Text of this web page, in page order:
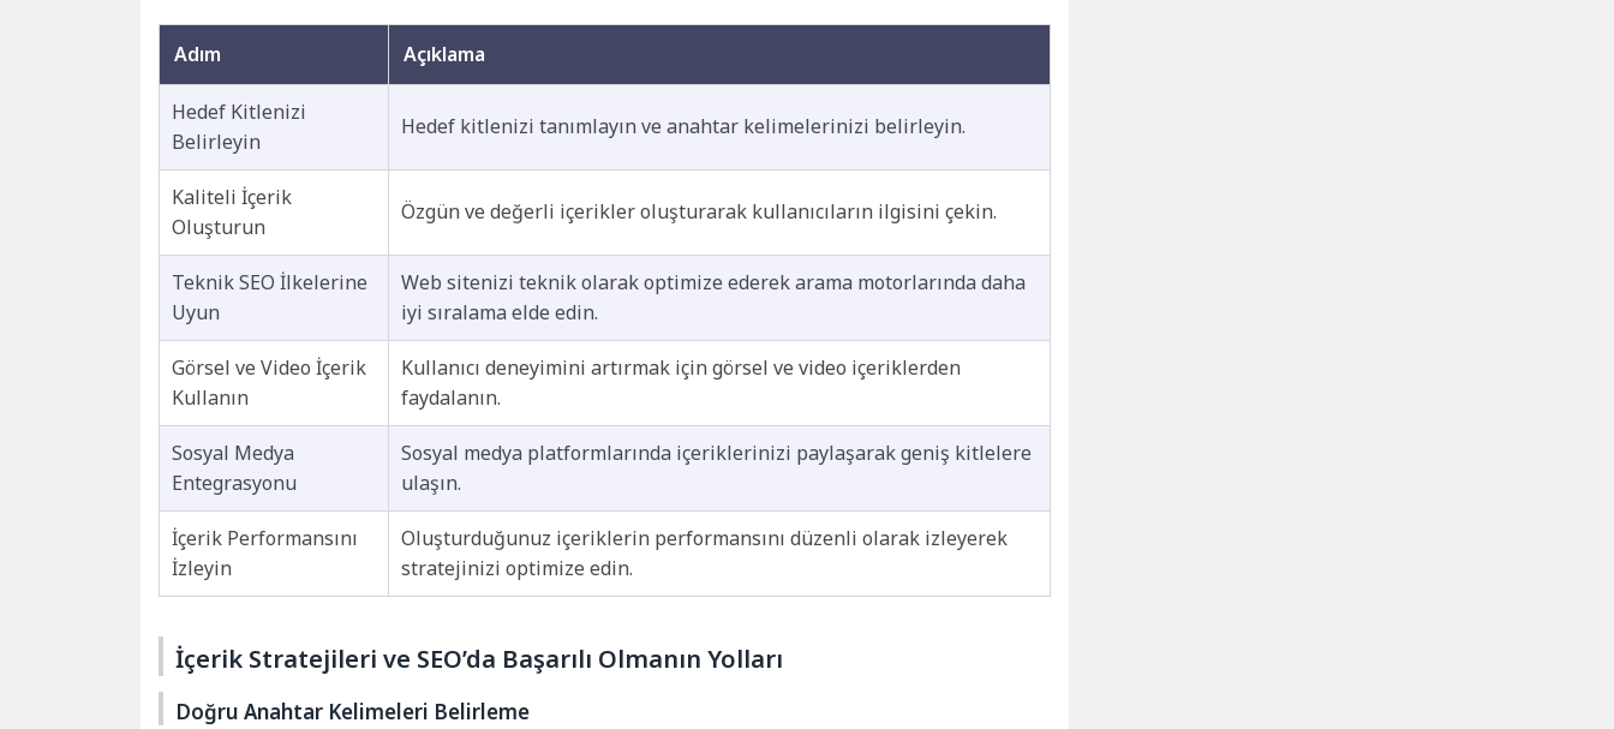
Adım Açıklama
Hedef Kitlenizi
Belirleyin
Hedef kitlenizi tanımlayın ve anahtar kelimelerinizi belirleyin.
Kaliteli İçerik
Oluşturun
Özgün ve değerli içerikler oluşturarak kullanıcıların ilgisini çekin.
Teknik SEO İlkelerine
Uyun
Web sitenizi teknik olarak optimize ederek arama motorlarında daha
iyi sıralama elde edin.
Görsel ve Video İçerik
Kullanın
Kullanıcı deneyimini artırmak için görsel ve video içeriklerden
faydalanın.
Sosyal Medya
Entegrasyonu
Sosyal medya platformlarında içeriklerinizi paylaşarak geniş kitlelere
ulaşın.
İçerik Performansını
İzleyin
Oluşturduğunuz içeriklerin performansını düzenli olarak izleyerek
stratejinizi optimize edin.
İçerik Stratejileri ve SEO’da Başarılı Olmanın Yolları
Doğru Anahtar Kelimeleri Belirleme